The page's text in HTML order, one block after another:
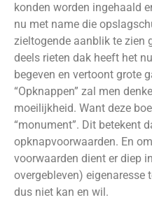
konden worden ingehaald
nu met name die
zieltogende aanblik te zien
deels rieten dak heeft het
begeven en vertoont grote
“Opknappen” zal men
moeilijkheid. Want deze
“monument”. Dit betekent
opknapvoorwaarden. En
voorwaarden dient er diep
overgebleven) eigenaresse
dus niet kan en wil.